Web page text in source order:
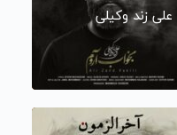
علی زند وکیلی